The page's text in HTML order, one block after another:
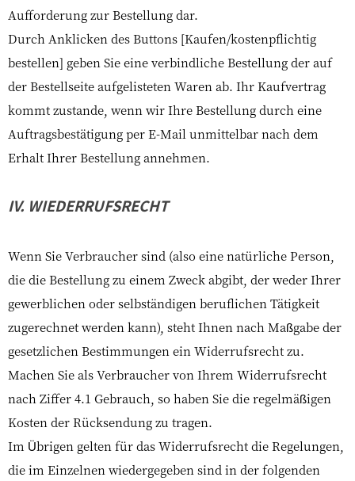
Aufforderung zur Bestellung dar.
Durch Anklicken des Buttons [Kaufen/kostenpflichtig
bestellen] geben Sie eine verbindliche Bestellung der auf
der Bestellseite aufgelisteten Waren ab. Ihr Kaufvertrag
kommt zustande, wenn wir Ihre Bestellung durch eine
Auftragsbestätigung per E-Mail unmittelbar nach dem
Erhalt Ihrer Bestellung annehmen.
IV. WIEDERRUFSRECHT
Wenn Sie Verbraucher sind (also eine natürliche Person,
die die Bestellung zu einem Zweck abgibt, der weder Ihrer
gewerblichen oder selbständigen beruflichen Tätigkeit
zugerechnet werden kann), steht Ihnen nach Maßgabe der
gesetzlichen Bestimmungen ein Widerrufsrecht zu.
Machen Sie als Verbraucher von Ihrem Widerrufsrecht
nach Ziffer 4.1 Gebrauch, so haben Sie die regelmäßigen
Kosten der Rücksendung zu tragen.
Im Übrigen gelten für das Widerrufsrecht die Regelungen,
die im Einzelnen wiedergegeben sind in der folgenden